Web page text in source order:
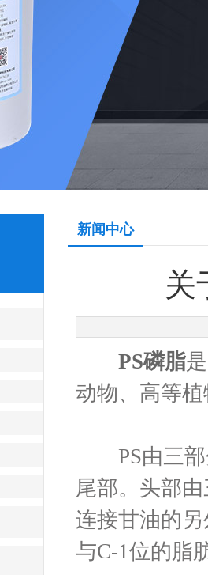
新闻中心
关
PS磷脂
动物、高等
PS由三部
尾部。头部
连接甘油的
与C-1位的脂